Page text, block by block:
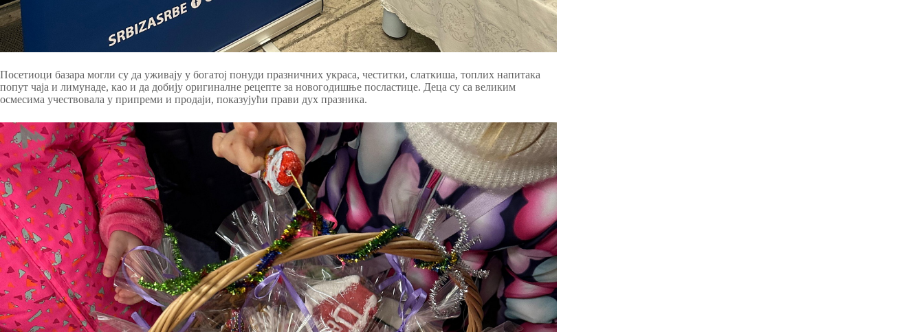
Посетиоци базара могли су да уживају у богатој понуди празничних украса, честитки, слаткиша, топлих напитака
попут чаја и лимунаде, као и да добију оригиналне рецепте за новогодишње посластице. Деца су са великим
осмесима учествовала у припреми и продаји, показујући прави дух празника.